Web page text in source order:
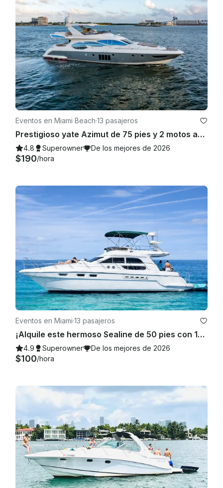
Eventos en Miami Beach·13 pasajeros
Prestigioso yate Azimut de 75 pies y 2 motos acuáticas
4.8 Superowner De los mejores de 2026
$190/hora
Eventos en Miami·13 pasajeros
¡Alquile este hermoso Sealine de 50 pies con 100$ de descuento o una moto acuática GRATIS de lunes a viernes!
4.9 Superowner De los mejores de 2026
$100/hora